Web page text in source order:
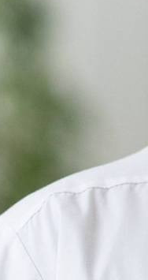
Красноярского
Максим
железы? Какие
методы диагностики
только после
и
в тканях
которая
и принять
исследований и
железы?